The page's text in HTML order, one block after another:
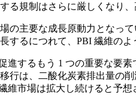
る規制はさらに厳しくなり
の主要な成長原動力となっ
するにつれて、PBI 繊維の
進するもう 1 つの重要な要
行は、二酸化炭素排出量の
維市場は拡大し続けると予想